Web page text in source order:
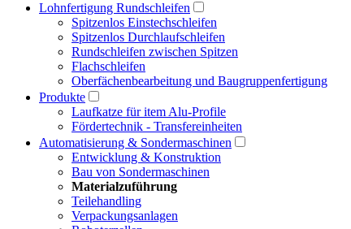
Lohnfertigung Rundschleifen
Spitzenlos Einstechschleifen
Spitzenlos Durchlaufschleifen
Rundschleifen zwischen Spitzen
Flachschleifen
Oberfächenbearbeitung und Baugruppenfertigung
Produkte
Laufkatze für item Alu-Profile
Fördertechnik - Transfereinheiten
Automatisierung & Sondermaschinen
Entwicklung & Konstruktion
Bau von Sondermaschinen
Materialzuführung
Teilehandling
Verpackungsanlagen